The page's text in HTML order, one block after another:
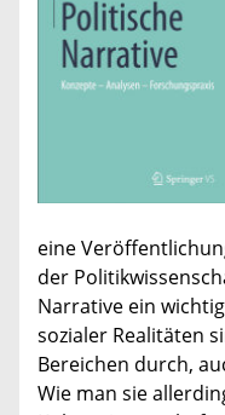
eine
der
Narrative ein
sozialer Realitäten
Bereichen durch,
Wie man sie